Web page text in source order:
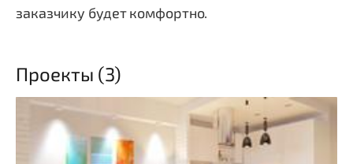
заказчику будет комфортно.
Проекты (3)